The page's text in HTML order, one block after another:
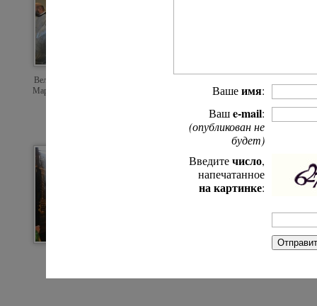
Великое освящение Покровского собора
Марфо-Мариинской обители милосердия
В пещерном храме
Вашеимя:
Вашe-mail:
(опубликован не
будет)
Введитечисло,
напечатанное
на картинке: